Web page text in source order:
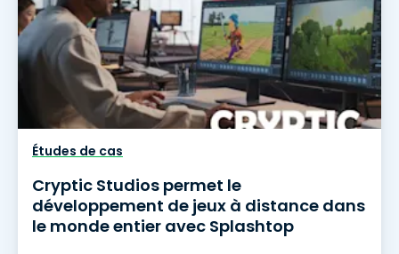
Études de cas
Cryptic Studios permet le
développement de jeux à distance dans
le monde entier avec Splashtop